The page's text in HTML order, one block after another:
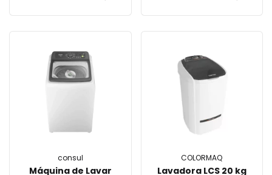
consul
Máquina de Lavar
COLORMAQ
Lavadora LCS 20 kg